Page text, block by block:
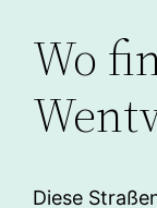
Wo
Diese